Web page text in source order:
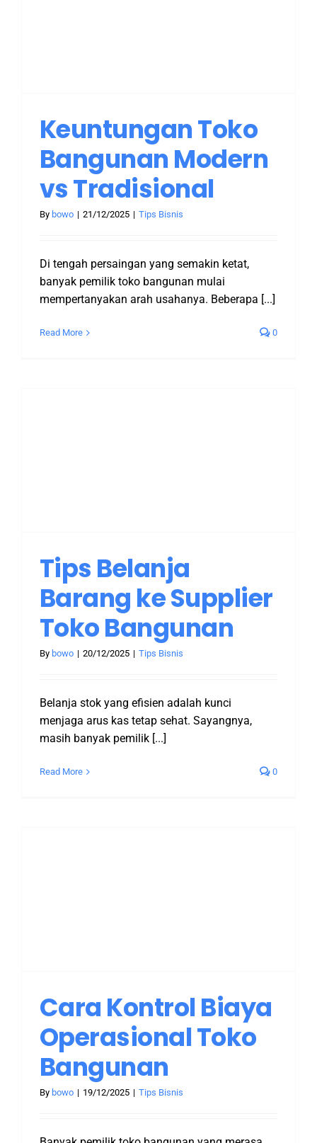
Keuntungan Toko
Bangunan Modern
vs Tradisional
By bowo | 21/12/2025 | Tips Bisnis
Di tengah persaingan yang semakin ketat,
banyak pemilik toko bangunan mulai
mempertanyakan arah usahanya. Beberapa [...]
Read More 0
Tips Belanja
Barang ke Supplier
Toko Bangunan
By bowo | 20/12/2025 | Tips Bisnis
Belanja stok yang efisien adalah kunci
menjaga arus kas tetap sehat. Sayangnya,
masih banyak pemilik [...]
Read More 0
Cara Kontrol Biaya
Operasional Toko
Bangunan
By bowo | 19/12/2025 | Tips Bisnis